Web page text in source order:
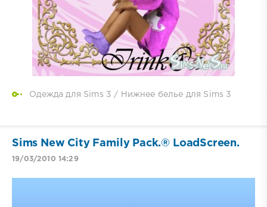
Одежда для Sims 3 / Нижнее белье для Sims 3
Sims New City Family Pack.® LoadScreen.
19/03/2010 14:29